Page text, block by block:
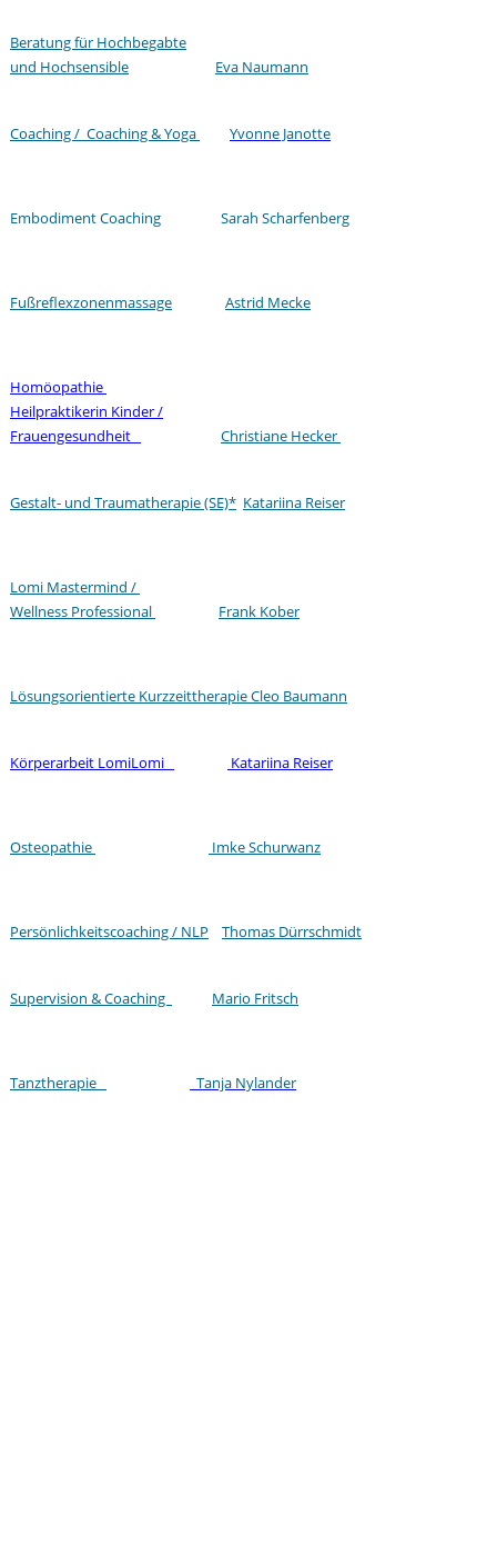
Beratung für Hochbegabte
und Hochsensible
Eva Naumann
Coaching / Coaching & Yoga Yvonne Janotte
Embodiment Coaching Sarah Scharfenberg
Fußreflexzonenmassage Astrid Mecke
Homöopathie
Heilpraktikerin Kinder /
Frauengesundheit
Christiane Hecker
Gestalt- und Traumatherapie (SE)* Katariina Reiser
Lomi Mastermind /
Wellness Professional
Frank Kober
Lösungsorientierte Kurzzeittherapie Cleo Baumann
Körperarbeit LomiLomi Katariina Reiser
Osteopathie Imke Schurwanz
Persönlichkeitscoaching / NLP Thomas Dürrschmidt
Supervision & Coaching Mario Fritsch
Tanztherapie Tanja Nylander